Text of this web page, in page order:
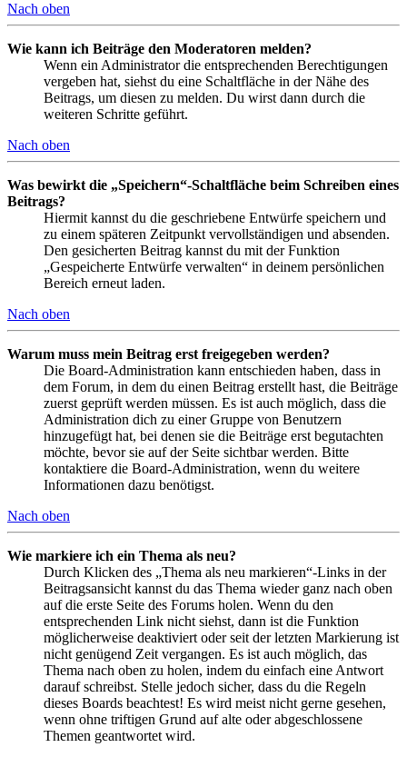
Nach oben
Wie kann ich Beiträge den Moderatoren melden?
Wenn ein Administrator die entsprechenden Berechtigungen
vergeben hat, siehst du eine Schaltfläche in der Nähe des
Beitrags, um diesen zu melden. Du wirst dann durch die
weiteren Schritte geführt.
Nach oben
Was bewirkt die „Speichern“-Schaltfläche beim Schreiben eines
Beitrags?
Hiermit kannst du die geschriebene Entwürfe speichern und
zu einem späteren Zeitpunkt vervollständigen und absenden.
Den gesicherten Beitrag kannst du mit der Funktion
„Gespeicherte Entwürfe verwalten“ in deinem persönlichen
Bereich erneut laden.
Nach oben
Warum muss mein Beitrag erst freigegeben werden?
Die Board-Administration kann entschieden haben, dass in
dem Forum, in dem du einen Beitrag erstellt hast, die Beiträge
zuerst geprüft werden müssen. Es ist auch möglich, dass die
Administration dich zu einer Gruppe von Benutzern
hinzugefügt hat, bei denen sie die Beiträge erst begutachten
möchte, bevor sie auf der Seite sichtbar werden. Bitte
kontaktiere die Board-Administration, wenn du weitere
Informationen dazu benötigst.
Nach oben
Wie markiere ich ein Thema als neu?
Durch Klicken des „Thema als neu markieren“-Links in der
Beitragsansicht kannst du das Thema wieder ganz nach oben
auf die erste Seite des Forums holen. Wenn du den
entsprechenden Link nicht siehst, dann ist die Funktion
möglicherweise deaktiviert oder seit der letzten Markierung ist
nicht genügend Zeit vergangen. Es ist auch möglich, das
Thema nach oben zu holen, indem du einfach eine Antwort
darauf schreibst. Stelle jedoch sicher, dass du die Regeln
dieses Boards beachtest! Es wird meist nicht gerne gesehen,
wenn ohne triftigen Grund auf alte oder abgeschlossene
Themen geantwortet wird.